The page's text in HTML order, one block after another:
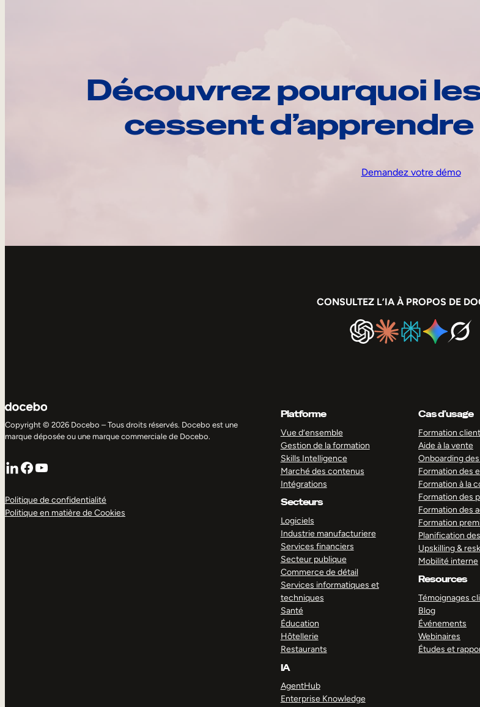
Découvrez pourquoi
cessent
Demandez votre démo
CONSULTEZ L’IA À PROPOS DE
Copyright © 2026 Docebo – Tous droits réservés. Docebo est une
marque déposée ou une marque commerciale de Docebo.
LinkedIn
Facebook
YouTube
Politique de confidentialité
Politique en matière de Cookies
Platforme
Vue d’ensemble
Gestion de la formation
Skills Intelligence
Marché des contenus
Intégrations
Secteurs
Logiciels
Industrie manufacturiere
Services financiers
Secteur publique
Commerce de détail
Services informatiques et
techniques
Santé
Éducation
Hôtellerie
Restaurants
IA
AgentHub
Enterprise Knowledge
Cas d’usage
Formation client
Aide à la vente
Onboarding
Formation des
Formation à la
Formation des
Formation des
Formation
Planification
Upskilling &
Mobilité interne
Resources
Témoignages
Blog
Événements
Webinaires
Études et